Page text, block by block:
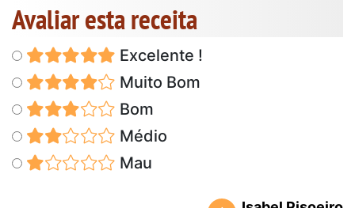
Avaliar esta receita
Excelente !
Muito Bom
Bom
Médio
Mau